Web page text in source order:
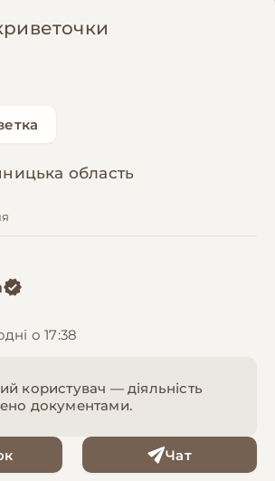
область
о 17:38
користувач — діяльність
документами.
Чат